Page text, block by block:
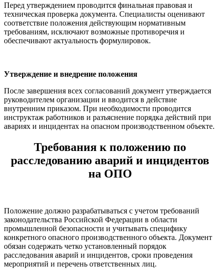
Перед утверждением проводится финальная правовая и
техническая проверка документа. Специалисты оценивают
соответствие положения действующим нормативным
требованиям, исключают возможные противоречия и
обеспечивают актуальность формулировок.
Утверждение и внедрение положения
После завершения всех согласований документ утверждается
руководителем организации и вводится в действие
внутренним приказом. При необходимости проводится
инструктаж работников и разъяснение порядка действий при
авариях и инцидентах на опасном производственном объекте.
Требования к положению по
расследованию аварий и инцидентов
на ОПО
Положение должно разрабатываться с учетом требований
законодательства Российской Федерации в области
промышленной безопасности и учитывать специфику
конкретного опасного производственного объекта. Документ
обязан содержать четко установленный порядок
расследования аварий и инцидентов, сроки проведения
мероприятий и перечень ответственных лиц.